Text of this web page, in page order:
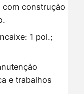
O
O
com construção
1 pol.;
e trabalhos